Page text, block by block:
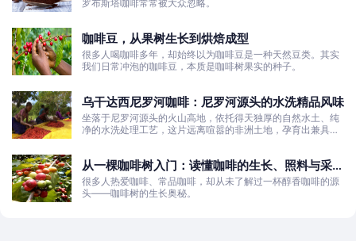
罗布斯塔咖啡常常被大众忽略。
咖啡豆，从果树生长到烘焙成型
很多人喝咖啡多年，却始终以为咖啡豆是一种天然豆类。其实
我们日常冲泡的咖啡豆，本质是咖啡树果实的种子。
乌干达西尼罗河咖啡：尼罗河源头的水洗精品风味
坐落于尼罗河源头的火山高地，依托得天独厚的自然水土、纯
净的水洗处理工艺，这片远离喧嚣的非洲土地，孕育出兼具干
从一棵咖啡树入门：读懂咖啡的生长、照料与采收
全过程
很多人热爱咖啡、常品咖啡，却从未了解过一杯醇香咖啡的源
头——咖啡树的生长奥秘。